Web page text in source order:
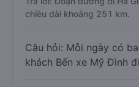
chiều dài khoảng 251 km.
Câu hỏi: Mỗi ngày có
khách Bến xe Mỹ Đình